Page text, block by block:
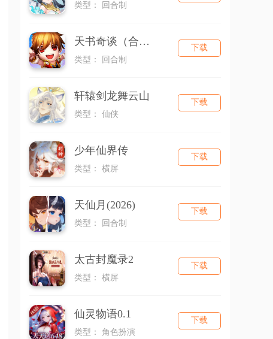
类型： 回合制
天书奇谈（合宠版）
类型： 回合制
下载
轩辕剑龙舞云山
类型： 仙侠
下载
少年仙界传
类型： 横屏
下载
天仙月(2026)
类型： 回合制
下载
太古封魔录2
类型： 横屏
下载
仙灵物语0.1
类型： 角色扮演
下载